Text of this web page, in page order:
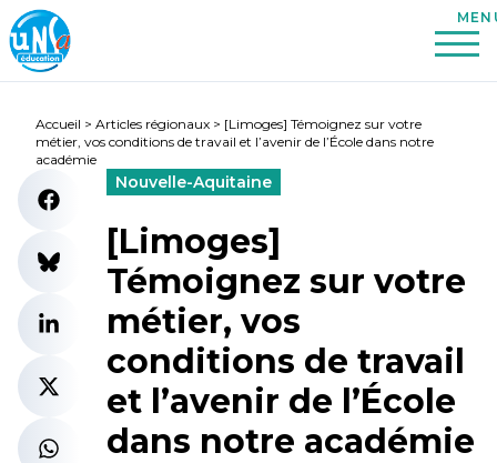
Accueil > Articles régionaux > [Limoges] Témoignez sur votre
métier, vos conditions de travail et l’avenir de l’École dans notre
académie
Nouvelle-Aquitaine
[Limoges]
Témoignez sur votre
métier, vos
conditions de travail
et l’avenir de l’École
dans notre académie